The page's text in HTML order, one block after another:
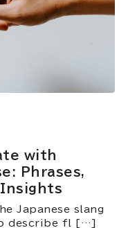
with
Phrases,
Japanese slang
describe fl […]